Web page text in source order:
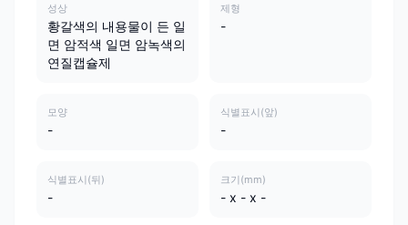
성상
황갈색의 내용물이 든 일
면 암적색 일면 암녹색의
연질캡슐제
제형
-
모양
-
식별표시(앞)
-
식별표시(뒤)
-
크기(mm)
- x - x -